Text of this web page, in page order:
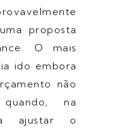
proposta
O mais
ido embora
não
na
ajustar o